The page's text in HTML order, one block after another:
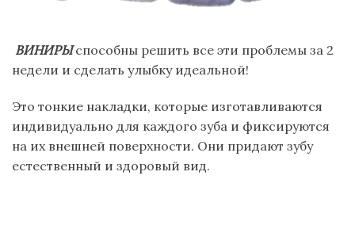
ВИНИРЫспособны решить все эти проблемы за 2
недели и сделать улыбку идеальной!
Это тонкие накладки, которые изготавливаются
индивидуально для каждого зуба и фиксируются
на их внешней поверхности. Они придают зубу
естественный и здоровый вид.